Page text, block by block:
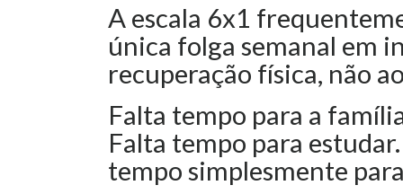
A escala 6x1
única folga semanal em
recuperação física, não
Falta tempo para a
Falta tempo para
tempo simplesmente